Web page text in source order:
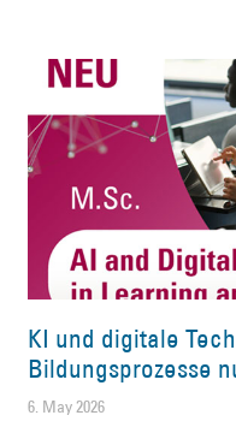
KI und digitale
Bildungsprozesse
6. May 2026